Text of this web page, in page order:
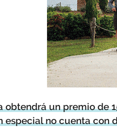
un premio de
especial no cuenta con